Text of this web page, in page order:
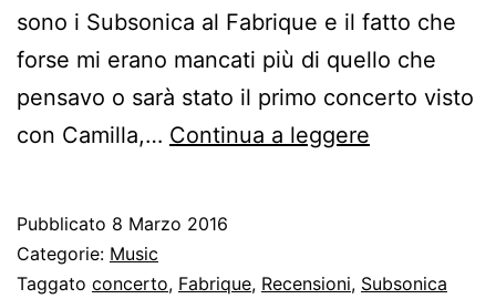
sono i Subsonica al Fabrique e il fatto che
forse mi erano mancati più di quello che
pensavo o sarà stato il primo concerto visto
con Camilla,… Continua a leggere
(24/02/
Pubblicato 8 Marzo 2016
Categorie: Music
Taggato concerto, Fabrique, Recensioni, Subsonica